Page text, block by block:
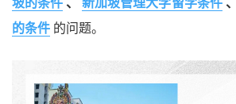
的条件 的问题。